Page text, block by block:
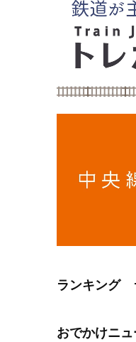
ランキング
おでかけニ